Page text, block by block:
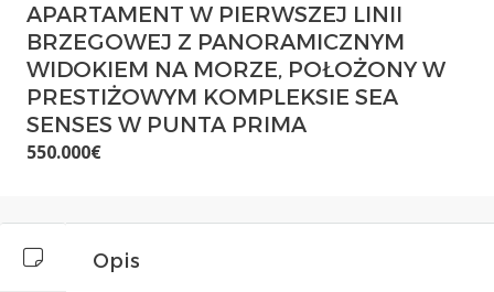
APARTAMENT W PIERWSZEJ LINII
BRZEGOWEJ Z PANORAMICZNYM
WIDOKIEM NA MORZE, POŁOŻONY W
PRESTIŻOWYM KOMPLEKSIE SEA
SENSES W PUNTA PRIMA
550.000€
Opis